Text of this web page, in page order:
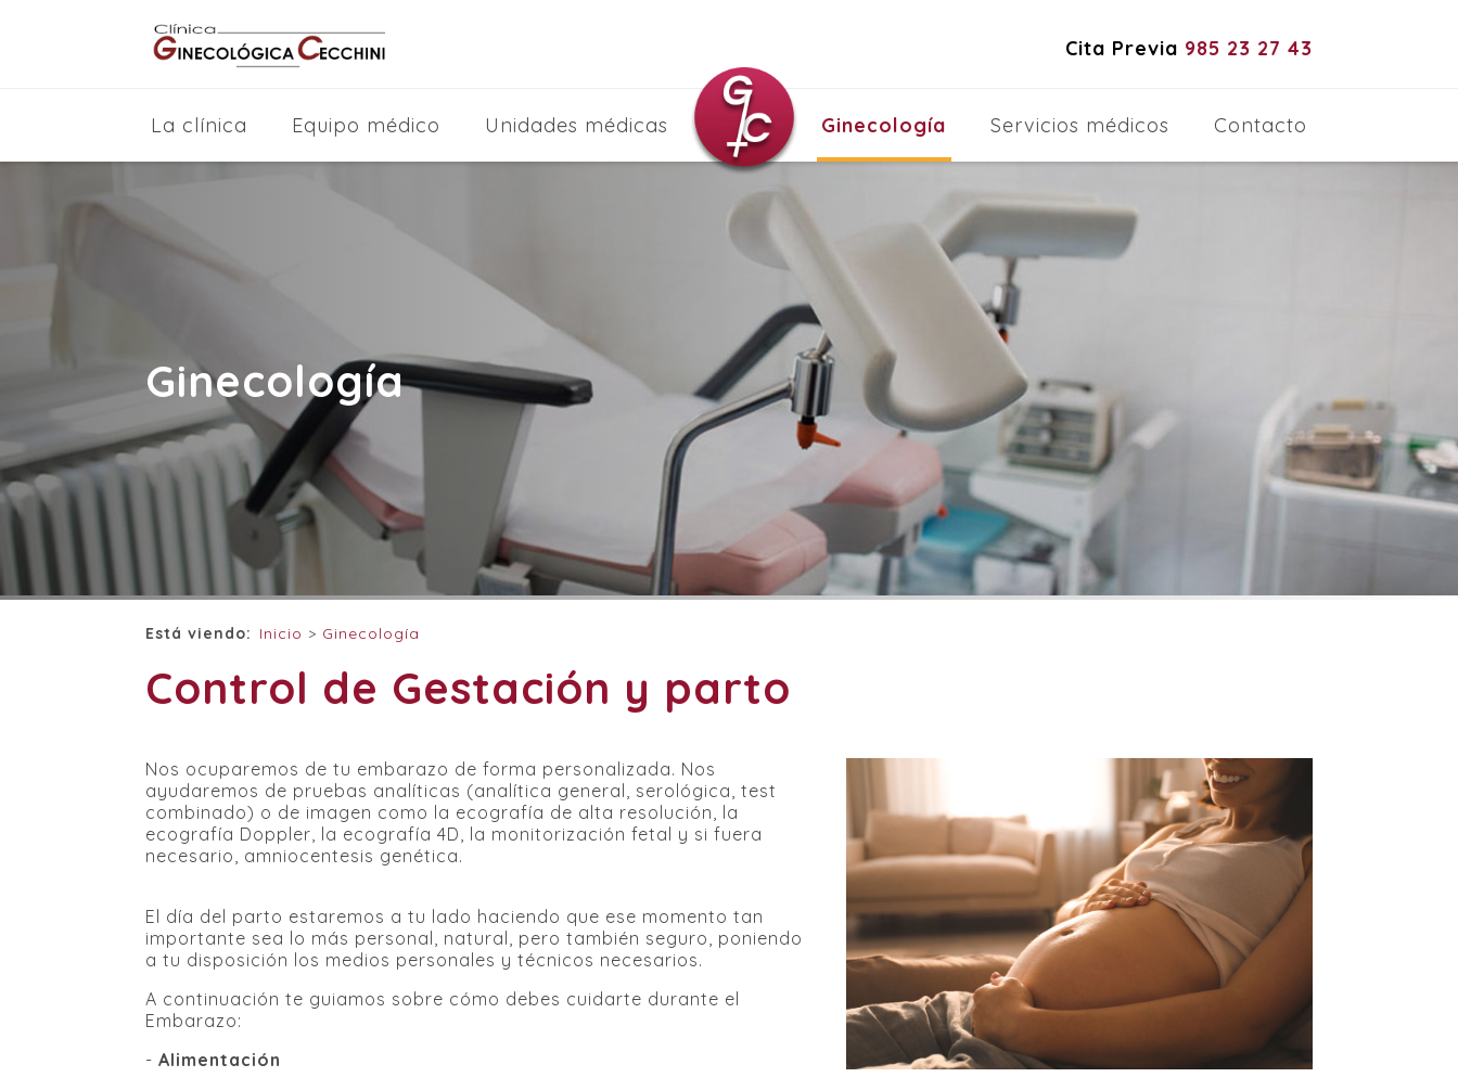
Cita Previa 985 23 27 43
La clínica Equipo médico Unidades médicas Ginecología Servicios médicos Contacto
Ginecología
Está viendo: Inicio > Ginecología
Control de Gestación y parto
Nos ocuparemos de tu embarazo de forma personalizada. Nos
ayudaremos de pruebas analíticas (analítica general, serológica, test
combinado) o de imagen como la ecografía de alta resolución, la
ecografía Doppler, la ecografía 4D, la monitorización fetal y si fuera
necesario, amniocentesis genética.
El día del parto estaremos a tu lado haciendo que ese momento tan
importante sea lo más personal, natural, pero también seguro, poniendo
a tu disposición los medios personales y técnicos necesarios.
A continuación te guiamos sobre cómo debes cuidarte durante el
Embarazo:
-Alimentación